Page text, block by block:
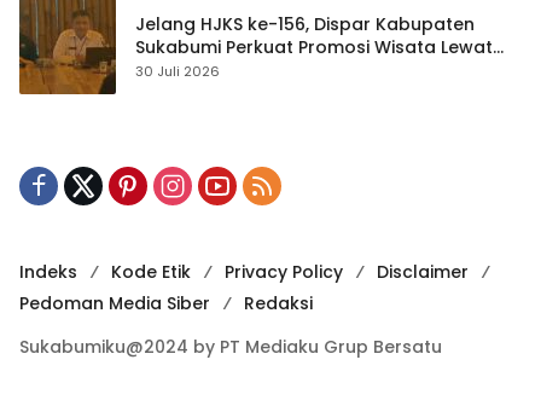
Jelang HJKS ke-156, Dispar Kabupaten
Sukabumi Perkuat Promosi Wisata Lewat
Publikasi Digital
30 Juli 2026
Indeks Kode Etik Privacy Policy
Disclaimer
Pedoman Media Siber
Redaksi
Sukabumiku@2024 by PT Mediaku Grup Bersatu